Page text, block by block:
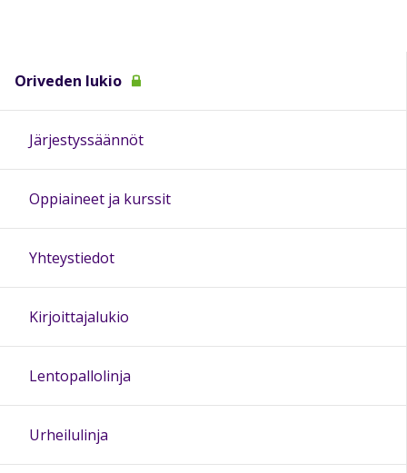
Oriveden lukio
Järjestyssäännöt
Oppiaineet ja kurssit
Yhteystiedot
Kirjoittajalukio
Lentopallolinja
Urheilulinja